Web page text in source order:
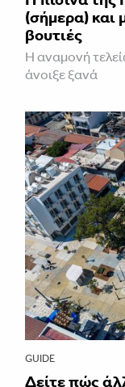
(σήμερα) και
βουτιές
Η αναμονή
άνοιξε ξανά
GUIDE
Δείτε πώς